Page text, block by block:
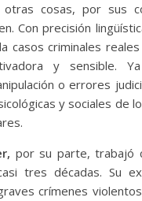
cosas, por sus
Con precisión
casos criminales
y sensible.
o errores
y sociales de
por su parte, trabajó
tres décadas. Su
crímenes